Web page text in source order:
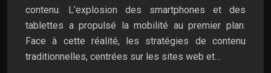
contenu. L’explosion des smartphones et des
tablettes a propulsé la mobilité au premier plan.
Face à cette réalité, les stratégies de contenu
traditionnelles, centrées sur les sites web et…